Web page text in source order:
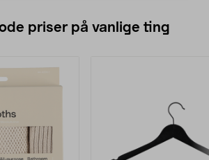
priser på vanlige ting